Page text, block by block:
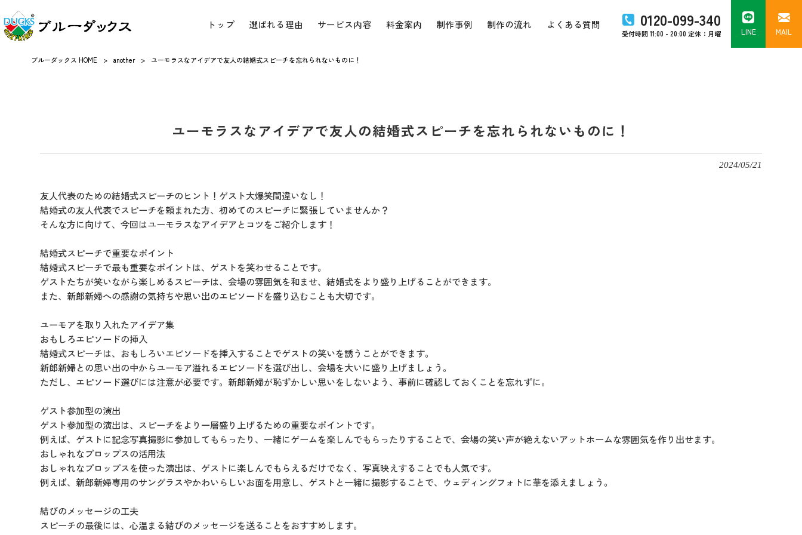
トップ 選ばれる理由 サービス内容 料金案内 制作事例 制作の流れ よくある質問 0120-099-340
受付時間 11:00 - 20:00 定休：月曜 LINE MAIL
ブルーダックス HOME > another > ユーモラスなアイデアで友人の結婚式スピーチを忘れられないものに！
ユーモラスなアイデアで友人の結婚式スピーチを忘れられないものに！
2024/05/21
友人代表のための結婚式スピーチのヒント！ゲスト大爆笑間違いなし！
結婚式の友人代表でスピーチを頼まれた方、初めてのスピーチに緊張していませんか？
そんな方に向けて、今回はユーモラスなアイデアとコツをご紹介します！
結婚式スピーチで重要なポイント
結婚式スピーチで最も重要なポイントは、ゲストを笑わせることです。
ゲストたちが笑いながら楽しめるスピーチは、会場の雰囲気を和ませ、結婚式をより盛り上げることができます。
また、新郎新婦への感謝の気持ちや思い出のエピソードを盛り込むことも大切です。
ユーモアを取り入れたアイデア集
おもしろエピソードの挿入
結婚式スピーチは、おもしろいエピソードを挿入することでゲストの笑いを誘うことができます。
新郎新婦との思い出の中からユーモア溢れるエピソードを選び出し、会場を大いに盛り上げましょう。
ただし、エピソード選びには注意が必要です。新郎新婦が恥ずかしい思いをしないよう、事前に確認しておくことを忘れずに。
ゲスト参加型の演出
ゲスト参加型の演出は、スピーチをより一層盛り上げるための重要なポイントです。
例えば、ゲストに記念写真撮影に参加してもらったり、一緒にゲームを楽しんでもらったりすることで、会場の笑い声が絶えないアットホームな雰囲気を作り出せます。
おしゃれなプロップスの活用法
おしゃれなプロップスを使った演出は、ゲストに楽しんでもらえるだけでなく、写真映えすることでも人気です。
例えば、新郎新婦専用のサングラスやかわいらしいお面を用意し、ゲストと一緒に撮影することで、ウェディングフォトに華を添えましょう。
結びのメッセージの工夫
スピーチの最後には、心温まる結びのメッセージを送ることをおすすめします。